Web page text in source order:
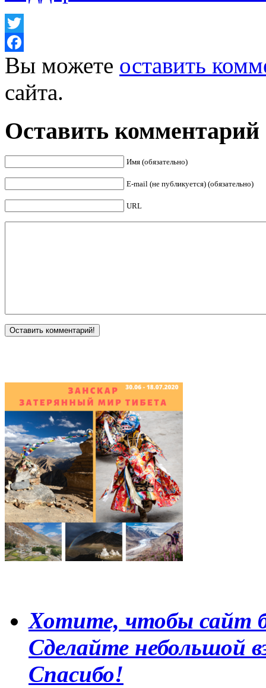
Twitter
Facebook
Вы можете оставить
сайта.
Оставить комментарий
Имя (обязательно)
E-mail (не публикуется) (обязательно)
URL
Хотите, чтобы сайт
Сделайте небольшой
Спасибо!